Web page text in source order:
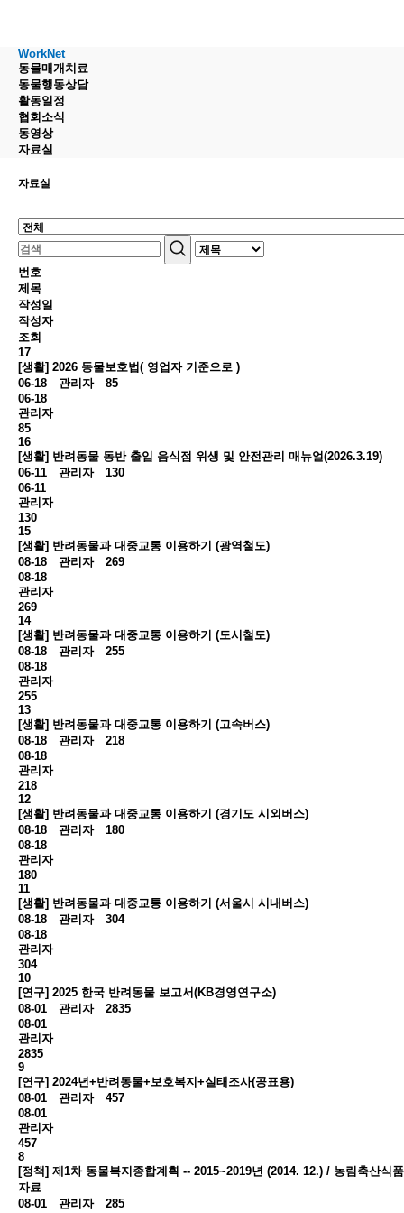
WorkNet
동물매개치료
동물행동상담
활동일정
협회소식
동영상
자료실
자료실
번호
제목
작성일
작성자
조회
17
[생활] 2026 동물보호법( 영업자 기준으로 )
06-18 관리자85
06-18
관리자
85
16
[생활] 반려동물 동반 출입 음식점 위생 및 안전관리 매뉴얼(2026.3.19)
06-11 관리자130
06-11
관리자
130
15
[생활] 반려동물과 대중교통 이용하기 (광역철도)
08-18 관리자269
08-18
관리자
269
14
[생활] 반려동물과 대중교통 이용하기 (도시철도)
08-18 관리자255
08-18
관리자
255
13
[생활] 반려동물과 대중교통 이용하기 (고속버스)
08-18 관리자218
08-18
관리자
218
12
[생활] 반려동물과 대중교통 이용하기 (경기도 시외버스)
08-18 관리자180
08-18
관리자
180
11
[생활] 반려동물과 대중교통 이용하기 (서울시 시내버스)
08-18 관리자304
08-18
관리자
304
10
[연구] 2025 한국 반려동물 보고서(KB경영연구소)
08-01 관리자2835
08-01
관리자
2835
9
[연구] 2024년+반려동물+보호복지+실태조사(공표용)
08-01 관리자457
08-01
관리자
457
8
[정책] 제1차 동물복지종합계획 -- 2015~2019년 (2014. 12.) / 농림축산식
자료
08-01 관리자285